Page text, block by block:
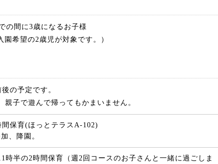
の間に3歳になるお子様
園希望の2歳児が対象です。）
の予定です。
子で遊んで帰ってもかまいません。
保育(ほっとテラスA-102)
、降園。
時半の2時間保育（週2回コースのお子さんと一緒に過ごしま